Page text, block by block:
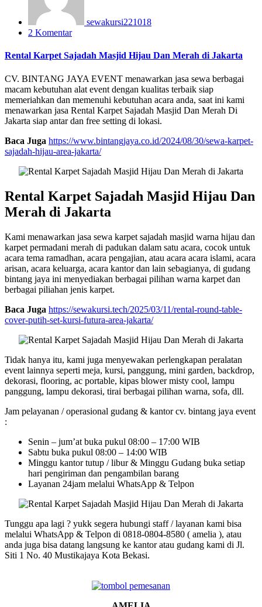
sewakursi221018
2 Komentar
Rental Karpet Sajadah Masjid Hijau Dan Merah di Jakarta
CV. BINTANG JAYA EVENT menawarkan jasa sewa berbagai
macam kebutuhan alat event dengan kualitas terbaik siap
memeriahkan dan memenuhi kebutuhan acara anda, saat ini kami
menawarkan jasa Rental Karpet Sajadah Masjid Dan Merah Di
Jakarta siap antar dan free setting di lokasi.
Baca Juga https://www.bintangjaya.co.id/2024/08/30/sewa-karpet-
sajadah-hijau-area-jakarta/
Rental Karpet Sajadah Masjid Hijau Dan
Merah di Jakarta
Kami menawarkan jasa sewa karpet sajadah masjid warna hijau dan
karpet permadani merah di padukan dalam satu acara, cocok untuk
acara tema ramadhan, acara pengajian, atau acara acara islami, acara
arisan, acara keluarga, acara kantor dan lain sebagianya, di gudang
bintang jaya ini menyediakan berbagai pilihan warna karpet dan
berbagai piliahan jenis karpet.
Baca Juga https://sewakursi.tech/2025/03/11/rental-round-table-
cover-putih-set-kursi-futura-area-jakarta/
Tidak hanya itu, kami juga menyewakan perlengkapan peralatan
event lainnya seperti meja, kursi, panggung, mini garden, backdrop,
dekorasi, flooring, ac portable, kipas blower misty cool, lampu
panggung, lampu dekorasi, tirai berbagai pilihan warna, sofa, dll.
Jam pelayanan / operasional gudang & kantor cv. bintang jaya event
:
Senin – jum’at buka pukul 08:00 – 17:00 WIB
Sabtu buka pukul 08:00 – 14:00 WIB
Minggu kantor tutup / libur & Minggu Gudang buka setiap
hari pengiriman dan pengambilan barang
Layanan 24jam melalui WhatsApp & Telpon
Tunggu apa lagi ? yukk segera hubungi staff / layanan kami bisa
melalui WhatsApp & Telpon di 0818-0804-8580 ( amelia ), atau
anda juga bisa datang langsung ke kantor atau gudang kami di Jl.
Siti 1 No. 40 Mustikajaya Kota Bekasi.